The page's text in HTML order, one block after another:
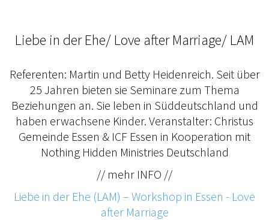
Liebe in der Ehe/ Love after Marriage/ LAM
Referenten: Martin und Betty Heidenreich. Seit über
25 Jahren bieten sie Seminare zum Thema
Beziehungen an. Sie leben in Süddeutschland und
haben erwachsene Kinder. Veranstalter: Christus
Gemeinde Essen & ICF Essen in Kooperation mit
Nothing Hidden Ministries Deutschland
// mehr INFO //
Liebe in der Ehe (LAM) – Workshop in Essen - Love
after Marriage